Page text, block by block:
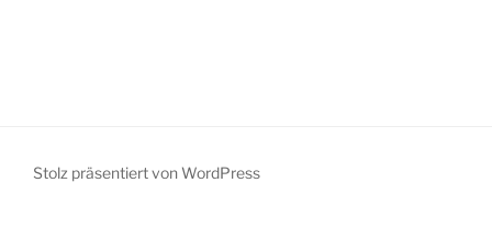
Stolz präsentiert von WordPress